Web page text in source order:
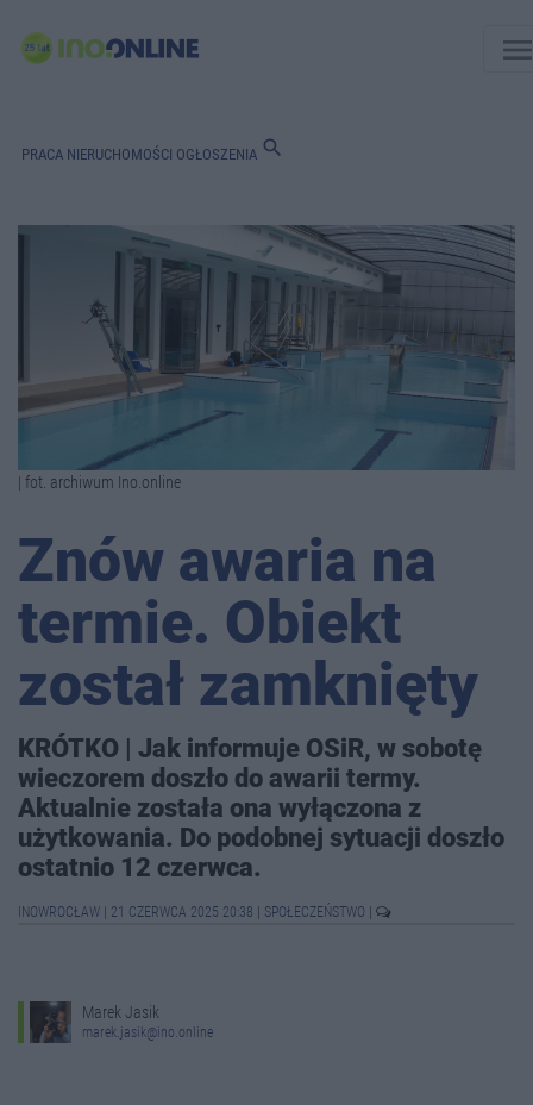
PRACA NIERUCHOMOŚCI OGŁOSZENIA search
| fot. archiwum Ino.online
Znów awaria na
termie. Obiekt
został zamknięty
KRÓTKO | Jak informuje OSiR, w sobotę
wieczorem doszło do awarii termy.
Aktualnie została ona wyłączona z
użytkowania. Do podobnej sytuacji doszło
ostatnio 12 czerwca.
INOWROCŁAW 21 CZERWCA 2025 20:38 SPOŁECZEŃSTWO
Marek Jasik
marek.jasik@ino.online